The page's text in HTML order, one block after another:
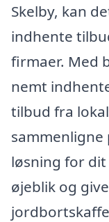
Skelby, kan
indhente
firmaer. Med
nemt
tilbud fra
løsning for
øjeblik og